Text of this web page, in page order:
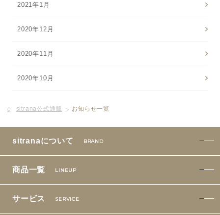
2021年1月
2020年12月
2020年11月
2020年10月
sitrana公式通販 お知らせ一覧
sitranaについて BRAND
商品一覧 LINEUP
サービス SERVICE